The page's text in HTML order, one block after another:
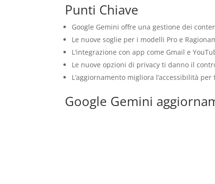
Punti Chiave
Google Gemini offre una gestione dei
Le nuove soglie per i modelli Pro e
L’integrazione con app come Gmail e
Le nuove opzioni di privacy ti danno il
L’aggiornamento migliora l’accessibilità
Google Gemini